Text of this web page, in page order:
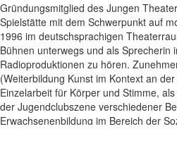
Gründungsmitglied des Jungen
Spielstätte mit dem Schwerpunkt auf
1996 im deutschsprachigen
Bühnen unterwegs und als Sprecherin
Radioproduktionen zu hören.
(Weiterbildung Kunst im Kontext an
Einzelarbeit für Körper und Stimme,
der Jugendclubszene verschiedener
Erwachsenenbildung im Bereich der